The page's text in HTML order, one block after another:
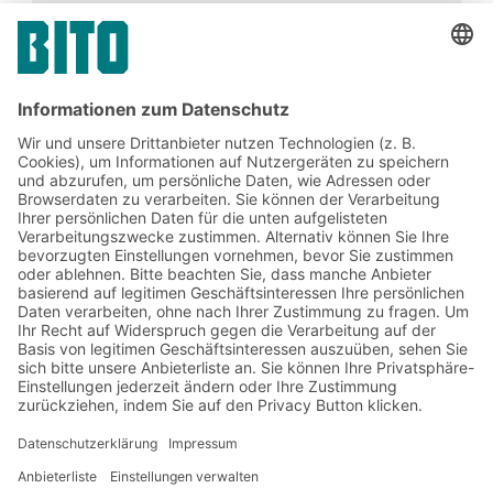
Jetzt beim BITO Newsletter
anmelden:
Lager- & Logistiknews
Exklusive Rabatte
Neuheiten
Newsletter abonnieren